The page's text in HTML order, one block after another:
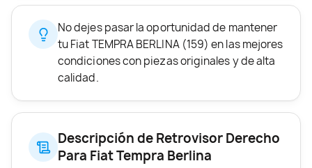
No dejes pasar la oportunidad de mantener
tu Fiat TEMPRA BERLINA (159) en las mejores
condiciones con piezas originales y de alta
calidad.
Descripción de Retrovisor Derecho
Para Fiat Tempra Berlina